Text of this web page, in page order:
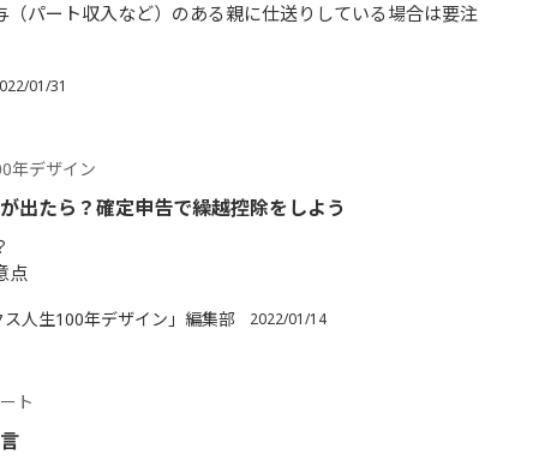
（パート収入など）のある親に仕送りしている場合は要注
01/31
年デザイン
出たら？確定申告で繰越控除をしよう
点
ス人生100年デザイン」編集部 2022/01/14
ト